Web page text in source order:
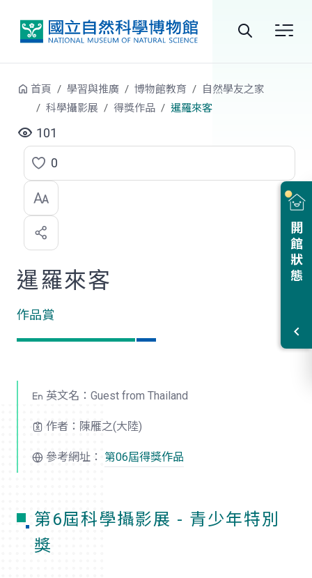
站
開館狀態
首頁 學習與推廣 博物館教育
自然學友之家
科學攝影展
得獎作品 暹羅來客
101
點
選
喜
歡
0
暹羅來客
作品賞
英文名：Guest from Thailand
作者：陳雁之(大陸)
參考網址： 第06屆得獎作品
第6屆科學攝影展 - 青少年特別
獎